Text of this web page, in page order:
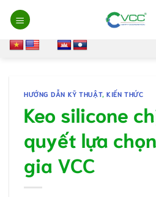
Chuyển
đến
nội
dung
HƯỚNG DẪN KỸ THUẬT,KIẾN THỨC
Keo silicone
quyết lựa
gia VCC